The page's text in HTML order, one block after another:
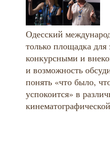
Одесский
только площадка
конкурсными и
и возможность
понять «что было,
успокоится» в